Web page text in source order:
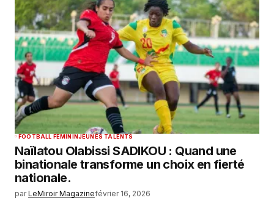
FOOTBALL FEMININJEUNES TALENTS
Naïlatou Olabissi SADIKOU : Quand une
binationale transforme un choix en fierté
nationale.
par LeMiroir Magazinefévrier 16, 2026